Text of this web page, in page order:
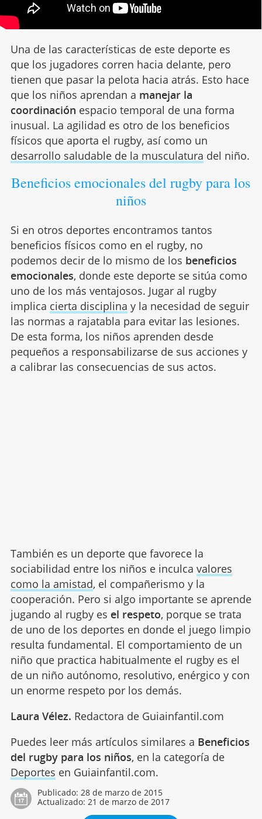
Una de las características de este deporte es
que los jugadores corren hacia delante, pero
tienen que pasar la pelota hacia atrás. Esto hace
que los niños aprendan a manejar la
coordinación espacio temporal de una forma
inusual. La agilidad es otro de los beneficios
físicos que aporta el rugby, así como un
desarrollo saludable de la musculatura del niño.
Beneficios emocionales del rugby para los
niños
Si en otros deportes encontramos tantos
beneficios físicos como en el rugby, no
podemos decir de lo mismo de los beneficios
emocionales, donde este deporte se sitúa como
uno de los más ventajosos. Jugar al rugby
implica cierta disciplina y la necesidad de seguir
las normas a rajatabla para evitar las lesiones.
De esta forma, los niños aprenden desde
pequeños a responsabilizarse de sus acciones y
a calibrar las consecuencias de sus actos.
También es un deporte que favorece la
sociabilidad entre los niños e inculca valores
como la amistad, el compañerismo y la
cooperación. Pero si algo importante se aprende
jugando al rugby es el respeto, porque se trata
de uno de los deportes en donde el juego limpio
resulta fundamental. El comportamiento de un
niño que practica habitualmente el rugby es el
de un niño autónomo, resolutivo, enérgico y con
un enorme respeto por los demás.
Laura Vélez. Redactora de Guiainfantil.com
Puedes leer más artículos similares a Beneficios
del rugby para los niños, en la categoría de
Deportes en Guiainfantil.com.
Publicado: 28 de marzo de 2015
Actualizado: 21 de marzo de 2017